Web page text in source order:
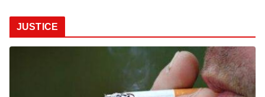
JUSTICE